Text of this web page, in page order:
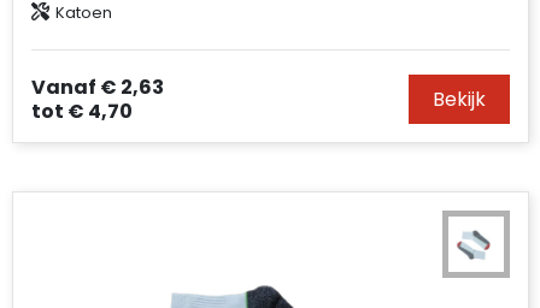
Katoen
Vanaf € 2,63
tot € 4,70 Bekijk